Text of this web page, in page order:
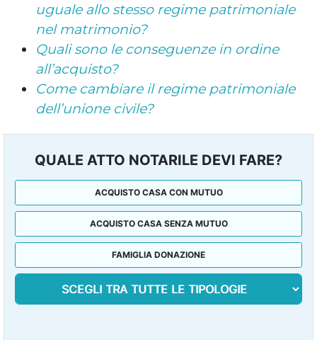
uguale allo stesso regime patrimoniale
nel matrimonio?
Quali sono le conseguenze in ordine
all’acquisto?
Come cambiare il regime patrimoniale
dell’unione civile?
QUALE ATTO NOTARILE DEVI FARE?
ACQUISTO CASA CON MUTUO
ACQUISTO CASA SENZA MUTUO
FAMIGLIA DONAZIONE